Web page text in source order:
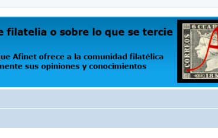
universal para que exprese libremente sus opiniones y conocimientos